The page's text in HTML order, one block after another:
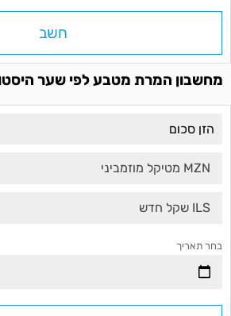
חשב
מחשבון המרת מטבע לפי שער
MZN מטיקל מוזמביני
ILS שקל חדש
בחר תאריך